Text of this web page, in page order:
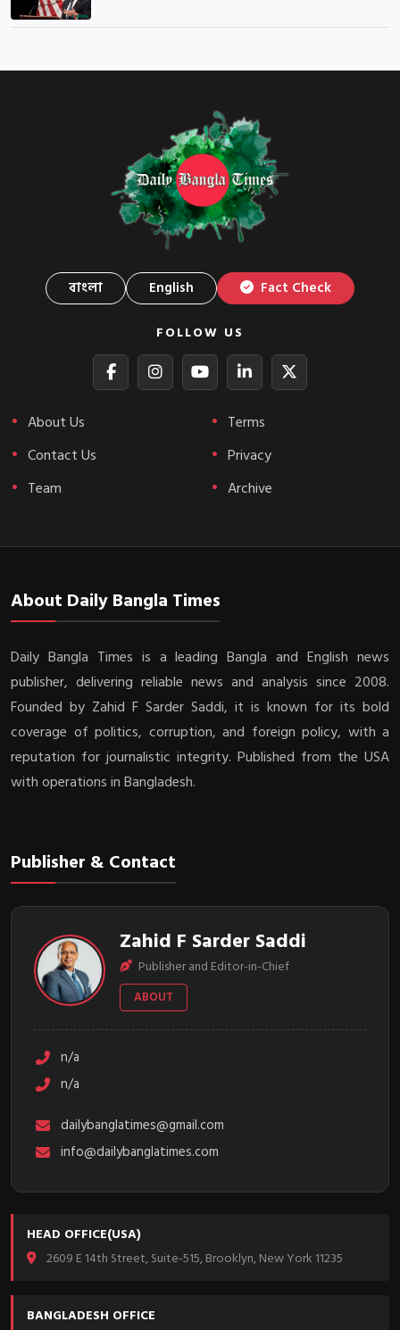
বাংলা English Fact Check
FOLLOW US
About Us
Contact Us
Team
Terms
Privacy
Archive
About Daily Bangla Times
Daily Bangla Times is a leading Bangla and English news
publisher, delivering reliable news and analysis since 2008.
Founded by Zahid F Sarder Saddi, it is known for its bold
coverage of politics, corruption, and foreign policy, with a
reputation for journalistic integrity. Published from the USA
with operations in Bangladesh.
Publisher & Contact
Zahid F Sarder Saddi
Publisher and Editor-in-Chief
ABOUT
n/a
n/a
dailybanglatimes@gmail.com
info@dailybanglatimes.com
HEAD OFFICE(USA)
2609 E 14th Street, Suite-515, Brooklyn, New York 11235
BANGLADESH OFFICE